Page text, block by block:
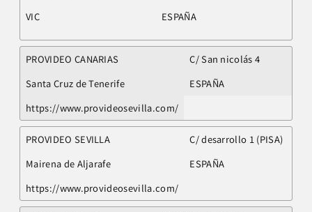
VIC
ESPAÑA
PROVIDEO CANARIAS
C/ San nicolás 4
Santa Cruz de Tenerife
ESPAÑA
https://www.provideosevilla.com/
PROVIDEO SEVILLA
C/ desarrollo 1 (PISA)
Mairena de Aljarafe
ESPAÑA
https://www.provideosevilla.com/